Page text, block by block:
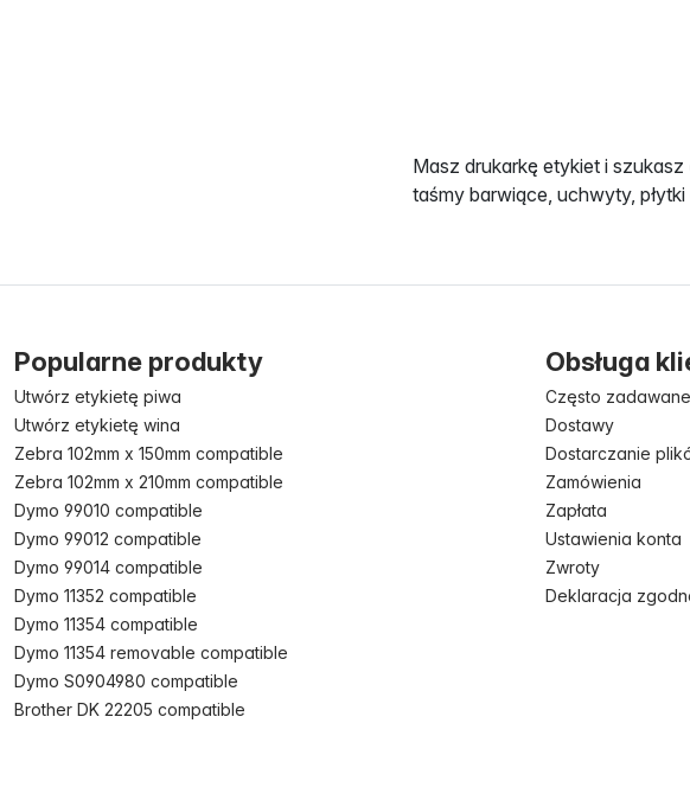
Masz drukarkę etykiet i szukasz
taśmy barwiące, uchwyty,
Popularne produkty
Utwórz etykietę piwa
Utwórz etykietę wina
Zebra 102mm x 150mm compatible
Zebra 102mm x 210mm compatible
Dymo 99010 compatible
Dymo 99012 compatible
Dymo 99014 compatible
Dymo 11352 compatible
Dymo 11354 compatible
Dymo 11354 removable compatible
Dymo S0904980 compatible
Brother DK 22205 compatible
Obsługa
Często
Dostawy
Dostarczanie
Zamówienia
Zapłata
Ustawienia konta
Zwroty
Deklaracja